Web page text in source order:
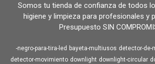
Somos tu tienda de confianza de todos
higiene y limpieza para profesionales y
Presupuesto SIN
-negro-para-tira-led bayeta-multiusos detector-de-
detector-movimiento downlight downlight-circular